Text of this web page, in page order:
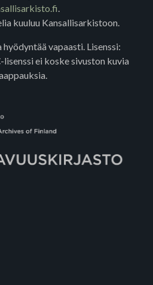
.
kuuluu Kansallisarkistoon.
vapaasti. Lisenssi:
lisenssi ei koske sivuston kuvia